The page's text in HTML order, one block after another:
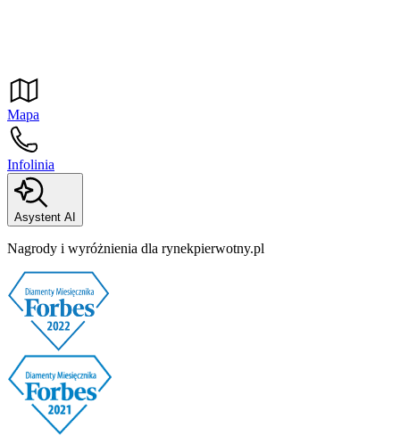
Mapa
Infolinia
Asystent AI
Nagrody i wyróżnienia dla rynekpierwotny.pl